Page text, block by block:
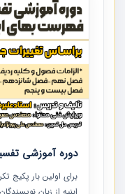
توصیه می کنیم از
دوره آموزشی
برای اولین بار پکیج